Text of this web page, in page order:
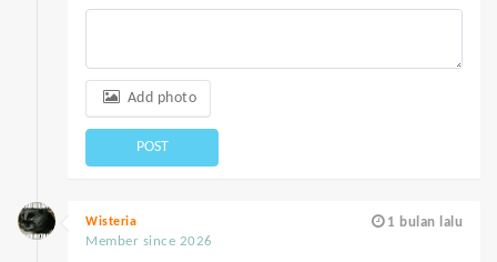
Add photo
POST
1 bulan lalu
Wisteria
Member since 2026